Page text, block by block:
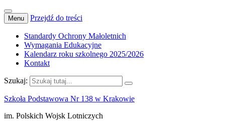
Menu Przejdź do treści
Standardy Ochrony Małoletnich
Wymagania Edukacyjne
Kalendarz roku szkolnego 2025/2026
Kontakt
Szukaj:
Szkoła Podstawowa Nr 138 w Krakowie
im. Polskich Wojsk Lotniczych